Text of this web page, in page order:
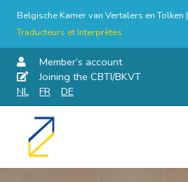
Belgische Kamer van Vertalers en Tolken |
Traducteurs et Interprètes
Member’s account
Joining the CBTI/BKVT
NL
FR DE
Skip